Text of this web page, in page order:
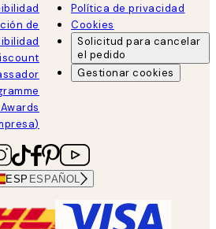
de
Política de privacidad
Cookies
Solicitud para cancelar
el pedido
Gestionar cookies
ESP ESPAÑOL